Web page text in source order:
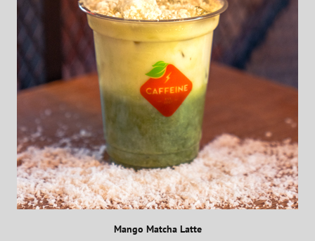
Mango Matcha Latte